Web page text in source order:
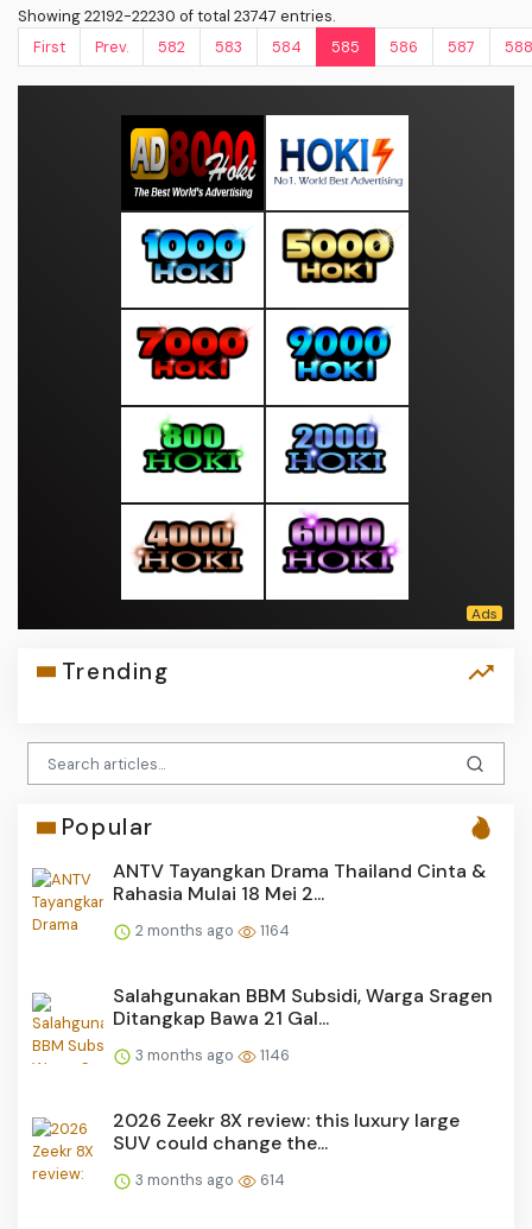
Showing 22192-22230 of total 23747 entries.
First
Prev. 582 583 584 585 586 587 588
Trending
Popular
ANTV Tayangkan Drama Thailand Cinta &
Rahasia Mulai 18 Mei 2...
2 months ago 1164
Salahgunakan BBM Subsidi, Warga Sragen
Ditangkap Bawa 21 Gal...
3 months ago 1146
2026 Zeekr 8X review: this luxury large
SUV could change the...
3 months ago 614